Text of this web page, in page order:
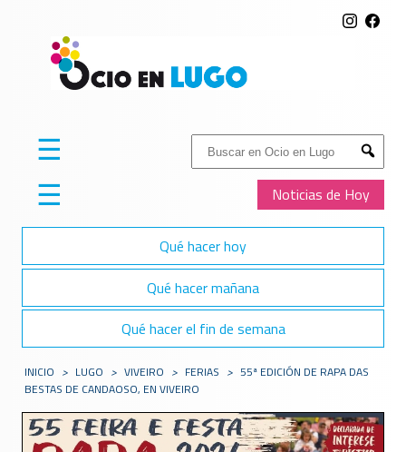
Buscar:
Submit
Noticias de Hoy
☰
☰
Qué hacer hoy
Qué hacer mañana
Qué hacer el fin de semana
INICIO > LUGO > VIVEIRO > FERIAS > 55ª EDICIÓN DE RAPA DAS
BESTAS DE CANDAOSO, EN VIVEIRO